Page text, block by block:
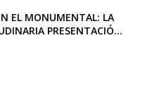
EL MONUMENTAL: LA
PRESENTACIÓ...